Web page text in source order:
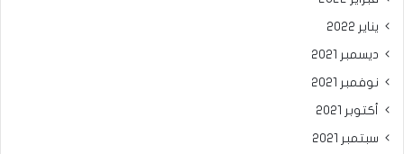
يناير 2022
ديسمبر 2021
نوفمبر 2021
أكتوبر 2021
سبتمبر 2021